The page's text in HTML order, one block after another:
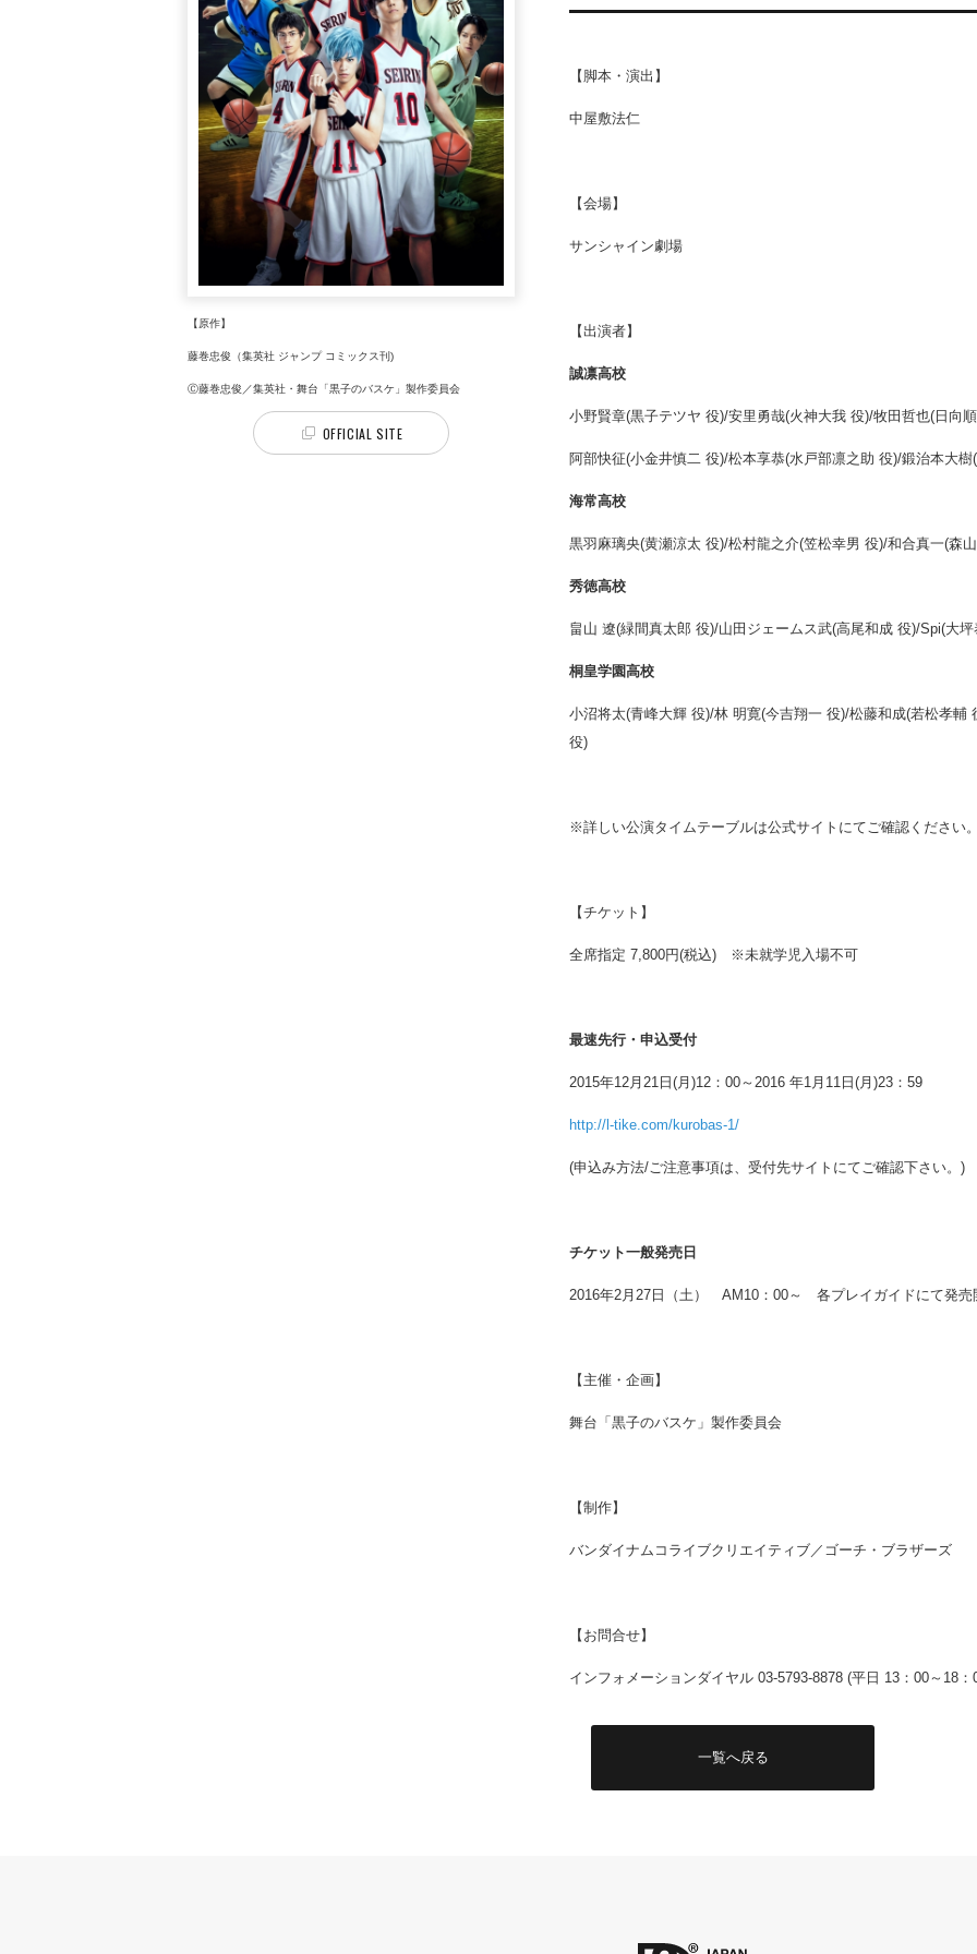
【原作】
藤巻忠俊（集英社 ジャンプ コミックス刊)
Ⓒ藤巻忠俊／集英社・舞台「黒子のバスケ」製作委員会
OFFICIAL SITE
【脚本・演出】
中屋敷法仁
【会場】
サンシャイン劇場
【出演者】
誠凛高校
小野賢章(黒子テツヤ 役)/安里勇哉(火神大我 役)/牧田哲也(日向
阿部快征(小金井慎二 役)/松本享恭(水戸部凛之助 役)/鍛治本大
海常高校
黒羽麻璃央(黄瀬涼太 役)/松村龍之介(笠松幸男 役)/和合真一(森
秀徳高校
畠山 遼(緑間真太郎 役)/山田ジェームス武(高尾和成 役)/Spi(大
桐皇学園高校
小沼将太(青峰大輝 役)/林 明寛(今吉翔一 役)/松藤和成(若松孝輔
役)
※詳しい公演タイムテーブルは公式サイトにてご確認ください
【チケット】
全席指定 7,800円(税込) ※未就学児入場不可
最速先行・申込受付
2015年12月21日(月)12：00～2016 年1月11日(月)23：59
http://l-tike.com/kurobas-1/
(申込み方法/ご注意事項は、受付先サイトにてご確認下さい。)
チケット一般発売日
2016年2月27日（土） AM10：00～ 各プレイガイドにて発売
【主催・企画】
舞台「黒子のバスケ」製作委員会
【制作】
バンダイナムコライブクリエイティブ／ゴーチ・ブラザーズ
【お問合せ】
インフォメーションダイヤル 03-5793-8878 (平日 13：00～18：
一覧へ戻る